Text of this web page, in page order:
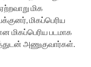
மிக
மிகப்பெரிய
மிகப்பெரிய படமாக
அணுகுவார்கள்.